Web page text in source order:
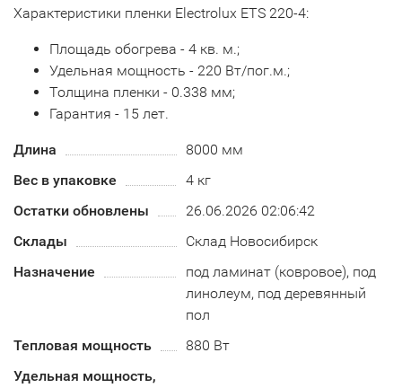
Характеристики пленки Electrolux ETS 220-4:
Площадь обогрева - 4 кв. м.;
Удельная мощность - 220 Вт/пог.м.;
Толщина пленки - 0.338 мм;
Гарантия - 15 лет.
Длина
8000 мм
Вес в упаковке
4 кг
Остатки обновлены
26.06.2026 02:06:42
Склады
Склад Новосибирск
Назначение
под ламинат (ковровое), под
линолеум, под деревянный
пол
Тепловая мощность
880 Вт
Удельная мощность,